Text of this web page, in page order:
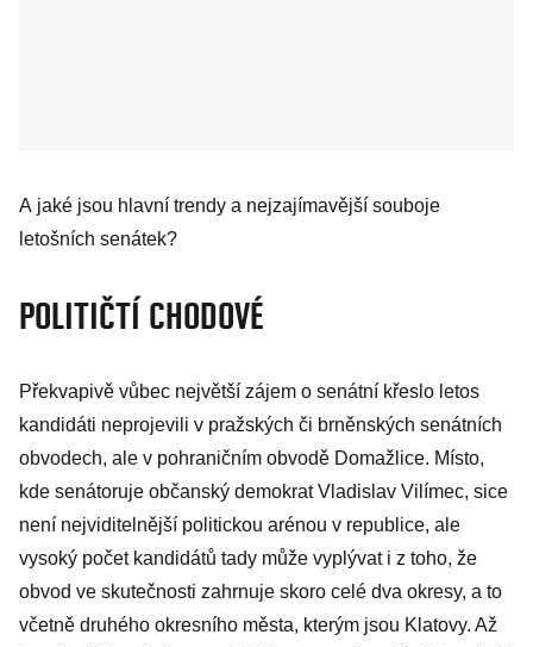
A jaké jsou hlavní trendy a nejzajímavější souboje
letošních senátek?
POLITIČTÍ CHODOVÉ
Překvapivě vůbec největší zájem o senátní křeslo letos
kandidáti neprojevili v pražských či brněnských senátních
obvodech, ale v pohraničním obvodě Domažlice. Místo,
kde senátoruje občanský demokrat Vladislav Vilímec, sice
není nejviditelnější politickou arénou v republice, ale
vysoký počet kandidátů tady může vyplývat i z toho, že
obvod ve skutečnosti zahrnuje skoro celé dva okresy, a to
včetně druhého okresního města, kterým jsou Klatovy. Až